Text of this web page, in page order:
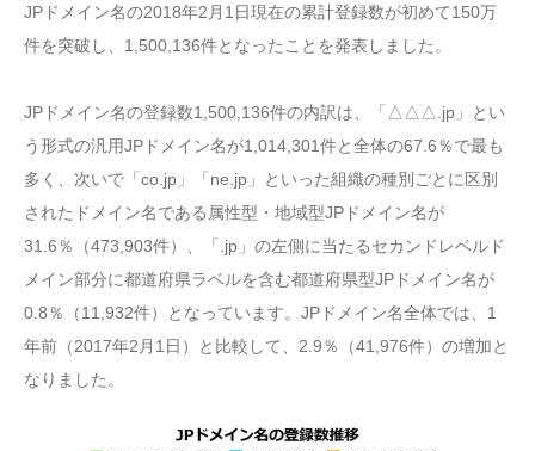
JPドメイン名の2018年2月1日現在の累計登録数が初めて150万
件を突破し、1,500,136件となったことを発表しました。
JPドメイン名の登録数1,500,136件の内訳は、「△△△.jp」とい
う形式の汎用JPドメイン名が1,014,301件と全体の67.6％で最も
多く、次いで「co.jp」「ne.jp」といった組織の種別ごとに区別
されたドメイン名である属性型・地域型JPドメイン名が
31.6％（473,903件）、「.jp」の左側に当たるセカンドレベルド
メイン部分に都道府県ラベルを含む都道府県型JPドメイン名が
0.8％（11,932件）となっています。JPドメイン名全体では、1
年前（2017年2月1日）と比較して、2.9％（41,976件）の増加と
なりました。